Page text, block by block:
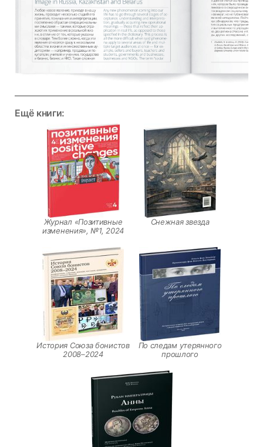
Ещё книги:
Журнал «Позитивные
изменения», №1, 2024
Снежная звезда
История Союза бонистов
2008–2024
По следам утерянного
прошлого